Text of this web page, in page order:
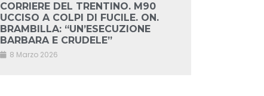
CORRIERE DEL TRENTINO. M90
UCCISO A COLPI DI FUCILE. ON.
BRAMBILLA: “UN’ESECUZIONE
BARBARA E CRUDELE”
8 Marzo 2026